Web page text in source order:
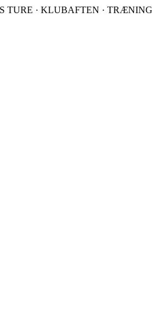
TURE · KLUBAFTEN ·